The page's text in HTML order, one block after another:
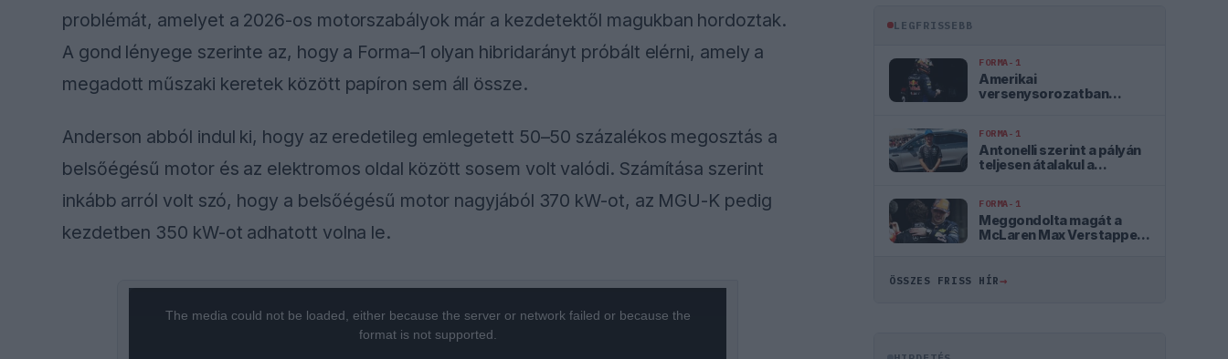
problémát, amelyet a 2026-os motorszabályok már a kezdetektől magukban hordoztak.
A gond lényege szerinte az, hogy a Forma–1 olyan hibridarányt próbált elérni, amely a
megadott műszaki keretek között papíron sem áll össze.
Anderson abból indul ki, hogy az eredetileg emlegetett 50–50 százalékos megosztás a
belsőégésű motor és az elektromos oldal között sosem volt valódi. Számítása szerint
inkább arról volt szó, hogy a belsőégésű motor nagyjából 370 kW-ot, az MGU-K pedig
kezdetben 350 kW-ot adhatott volna le.
The media could not be loaded, either because the server or network failed or because the
format is not supported.
LEGFRISSEBB
FORMA-1
Amerikai
versenysorozatban
FORMA-1
Antonelli szerint a pályán
teljesen átalakul a
FORMA-1
Meggondolta magát a
McLaren Max Verstappen
ÖSSZES FRISS HÍR→